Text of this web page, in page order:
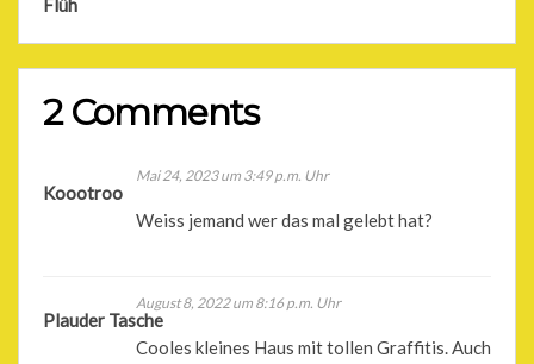
Flüh
2 Comments
Koootroo
Mai 24, 2023 um 3:49 p.m. Uhr
Weiss jemand wer das mal gelebt hat?
Plauder Tasche
August 8, 2022 um 8:16 p.m. Uhr
Cooles kleines Haus mit tollen Graffitis. Auch